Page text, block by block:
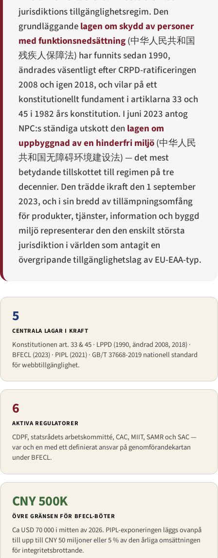
jurisdiktions tillgänglighetsregim. Den
grundläggandelagen om skydd av personer
med funktionsnedsättning(中华人民共和国
残疾人保障法) har funnits sedan 1990,
ändrades väsentligt efter CRPD-ratificeringen
2008 och igen 2018, och vilar på ett
konstitutionellt fundament i artiklarna 33 och
45 i 1982 års konstitution. I juni 2023 antog
NPC:s ständiga utskott den lagen om
uppbyggnad av en hinderfri miljö(中华人民
共和国无障碍环境建设法) — det mest
betydande tillskottet till regimen på tre
decennier. Den trädde ikraft den 1 september
2023, och i sin bredd av tillämpningsomfång
för produkter, tjänster, information och byggd
miljö representerar den den enskilt största
jurisdiktion i världen som antagit en
övergripande tillgänglighetslag av EU-EAA-typ.
5
CENTRALA LAGAR I KRAFT
Konstitutionen art. 33 & 45 · LPPD (1990, ändrad 2008, 2018) ·
BFECL (2023) · PIPL (2021) · GB/T 37668-2019 nationell standard
för webbtillgänglighet.
6
AKTIVA REGULATORER
CDPF, statsrådets arbetskommitté, CAC, MIIT, SAMR och SAC —
var och en med ett definierat ansvar på genomförandekartan
under BFECL.
CNY 500K
ÖVRE GRÄNSEN FÖR BFECL-BÖTER
Ca USD 70 000 i mitten av 2026. PIPL-exponeringen läggs ovanpå
till upp till CNY 50 miljoner eller 5 % av den årliga omsättningen
för integritetsbrottande.